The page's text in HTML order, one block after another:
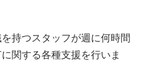
持つスタッフが週に何時間
関する各種支援を行いま